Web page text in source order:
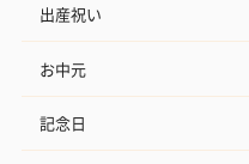
出産祝い
お中元
記念日